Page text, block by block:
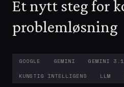
Et nytt steg for
problemløsning
GOOGLE GEMINI
GEMINI 3.1
KUNSTIG INTELLIGENS
LLM